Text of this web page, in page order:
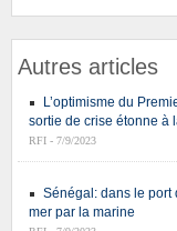
Autres articles
L’optimisme du
sortie de crise étonne à
RFI - 7/9/2023
Sénégal: dans le port
mer par la marine